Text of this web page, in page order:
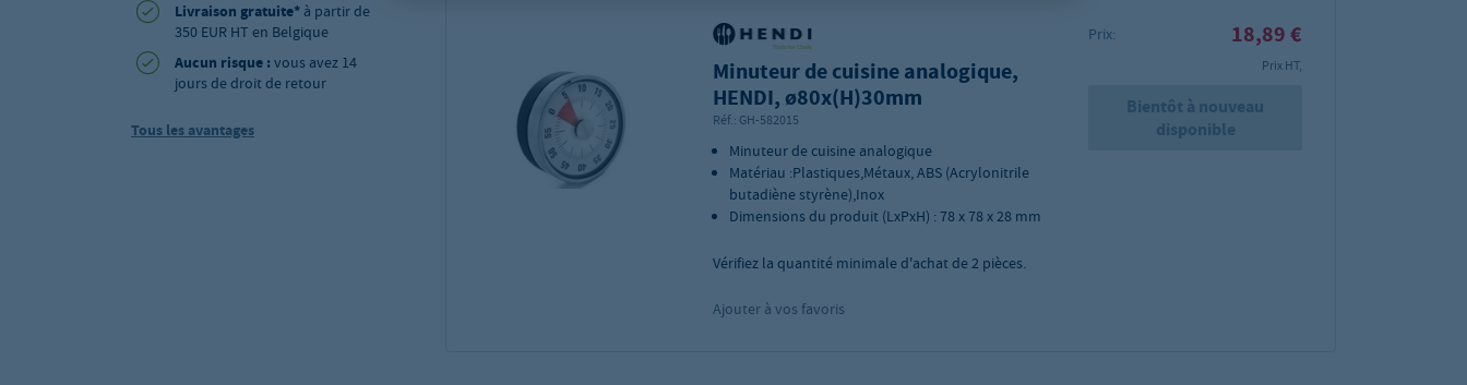
Livraison gratuite* à partir de
350 EUR HT en Belgique
Aucun risque :vous avez 14
jours de droit de retour
Tous les avantages
Minuteur de cuisine analogique,
HENDI, ø80x(H)30mm
Réf.: GH-582015
Minuteur de cuisine analogique
Matériau :Plastiques,Métaux, ABS (Acrylonitrile
butadiène styrène),Inox
Dimensions du produit (LxPxH) : 78 x 78 x 28 mm
Vérifiez la quantité minimale d'achat de2 pièces.
Ajouter à vos favoris
Prix: 18,89 €
Prix HT,
Bientôt à nouveau
disponible